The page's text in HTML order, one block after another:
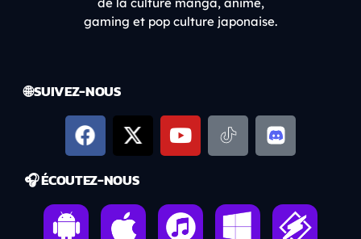
gaming et pop culture japonaise.
🌐 SUIVEZ-NOUS
🎧 ÉCOUTEZ-NOUS